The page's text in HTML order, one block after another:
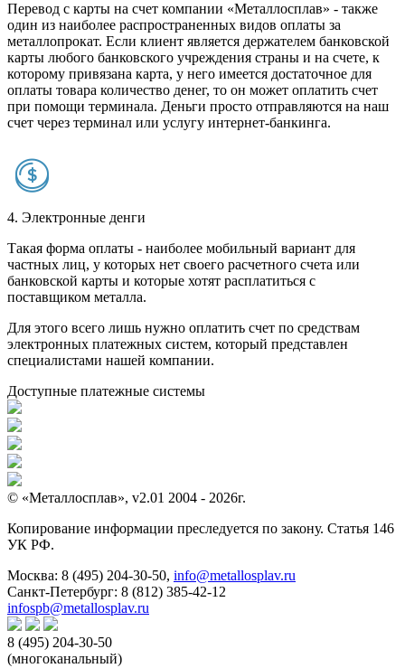
Перевод с карты на счет компании «Металлосплав» - также
один из наиболее распространенных видов оплаты за
металлопрокат. Если клиент является держателем банковской
карты любого банковского учреждения страны и на счете, к
которому привязана карта, у него имеется достаточное для
оплаты товара количество денег, то он может оплатить счет
при помощи терминала. Деньги просто отправляются на наш
счет через терминал или услугу интернет-банкинга.
4. Электронные денги
Такая форма оплаты - наиболее мобильный вариант для
частных лиц, у которых нет своего расчетного счета или
банковской карты и которые хотят расплатиться с
поставщиком металла.
Для этого всего лишь нужно оплатить счет по средствам
электронных платежных систем, который представлен
специалистами нашей компании.
Доступные платежные системы
© «Металлосплав», v2.01 2004 - 2026г.
Копирование информации преследуется по закону. Статья 146
УК РФ.
Москва: 8 (495) 204-30-50, info@metallosplav.ru
Санкт-Петербург: 8 (812) 385-42-12
infospb@metallosplav.ru
8 (495) 204-30-50
(многоканальный)